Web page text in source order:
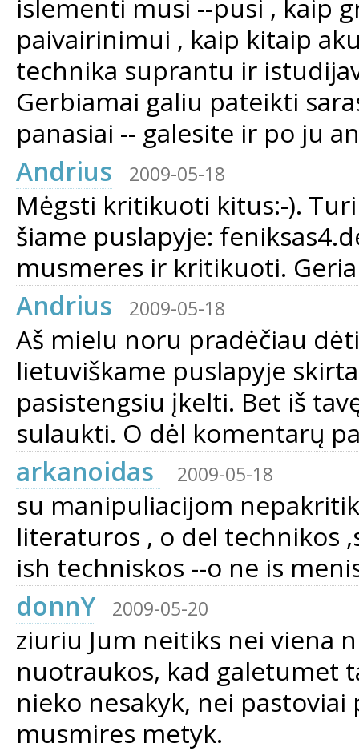
islementi musi --pusi , kaip
paivairinimui , kaip kitaip
technika suprantu ir
Gerbiamai galiu pateikti
panasiai -- galesite ir po ju
Andrius
2009-05-18
Mėgsti kritikuoti kitus:-).
šiame puslapyje:
musmeres ir kritikuoti.
Andrius
2009-05-18
Aš mielu noru pradėčiau
lietuviškame puslapyje
pasistengsiu įkelti. Bet iš
sulaukti. O dėl komentarų
arkanoidas
2009-05-18
su manipuliacijom
literaturos , o del technikos
ish techniskos --o ne is
donnY
2009-05-20
ziuriu Jum neitiks nei viena
nuotraukos, kad galetumet
nieko nesakyk, nei
musmires metyk.